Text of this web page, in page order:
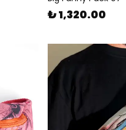
₺ 1,320.00